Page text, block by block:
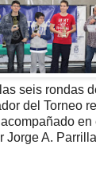
seis rondas
del Torneo
Jorge A.